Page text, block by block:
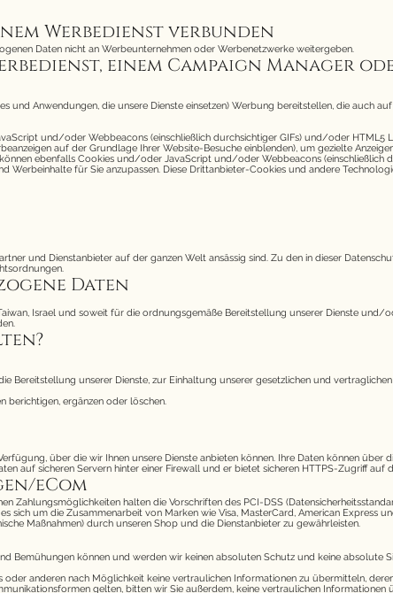
Werbedienst verbunden
Daten nicht an Werbeunternehmen oder Werbenetzwerke weitergeben.
einem Campaign Manager
und Anwendungen, die unsere Dienste einsetzen) Werbung bereitstellen, die auch
und/oder Webbeacons (einschließlich durchsichtiger GIFs) und/oder HTML5
auf der Grundlage Ihrer Website-Besuche einblenden), um gezielte
ebenfalls Cookies und/oder JavaScript und/oder Webbeacons
Werbeinhalte für Sie anzupassen. Diese Drittanbieter-Cookies und andere
und Dienstanbieter auf der ganzen Welt ansässig sind. Zu den in dieser
Daten
Israel und soweit für die ordnungsgemäße Bereitstellung unserer Dienste
Bereitstellung unserer Dienste, zur Einhaltung unserer gesetzlichen und
berichtigen, ergänzen oder löschen.
über die wir Ihnen unsere Dienste anbieten können. Ihre Daten können über
auf sicheren Servern hinter einer Firewall und er bietet sicheren HTTPS-Zugriff auf
eCom
Zahlungsmöglichkeiten halten die Vorschriften des PCI-DSS
sich um die Zusammenarbeit von Marken wie Visa, MasterCard, American Express
Maßnahmen) durch unseren Shop und die Dienstanbieter zu gewährleisten.
Bemühungen können und werden wir keinen absoluten Schutz und keine absolute
anderen nach Möglichkeit keine vertraulichen Informationen zu übermitteln,
gelten, bitten wir Sie außerdem, keine vertraulichen Informationen